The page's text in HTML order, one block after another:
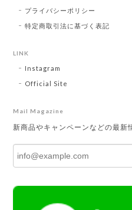
プライバシーポリシー
特定商取引法に基づく表記
LINK
Instagram
Official Site
Mail Magazine
新商品やキャンペーンなどの最新